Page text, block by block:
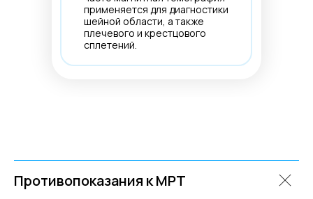
применяется для диагностики
шейной области, а также
плечевого и крестцового
сплетений.
Противопоказания к МРТ